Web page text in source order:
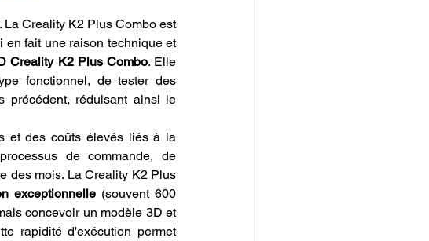
Creality K2 Plus Combo est
en fait une raison technique et
Creality K2 Plus Combo. Elle
fonctionnel, de tester des
précédent, réduisant ainsi le
et des coûts élevés liés à la
de commande, de
des mois. La Creality K2 Plus
exceptionnelle (souvent 600
concevoir un modèle 3D et
rapidité d'exécution permet